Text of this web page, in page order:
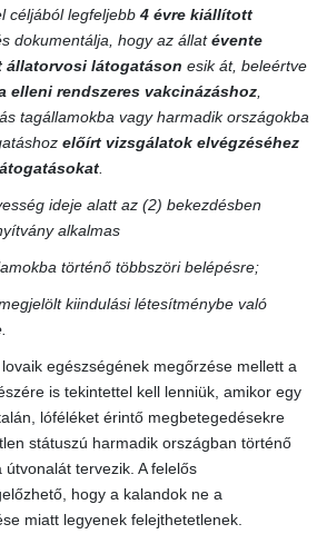
céljából legfeljebb 4 évre kiállított
dokumentálja, hogy az állatévente
állatorvosi látogatáson esik át, beleértve
elleni rendszeres vakcinázáshoz,
tagállamokba vagy harmadik országokba
előírt vizsgálatok elvégzéséhez
.
ideje alatt az (2) bekezdésben
alkalmas
történő többszöri belépésre;
kiindulási létesítménybe való
egészségének megőrzése mellett a
is tekintettel kell lenniük, amikor egy
lóféléket érintő megbetegedésekre
státuszú harmadik országban történő
tervezik. A felelős
hogy a kalandok ne a
miatt legyenek felejthetetlenek.